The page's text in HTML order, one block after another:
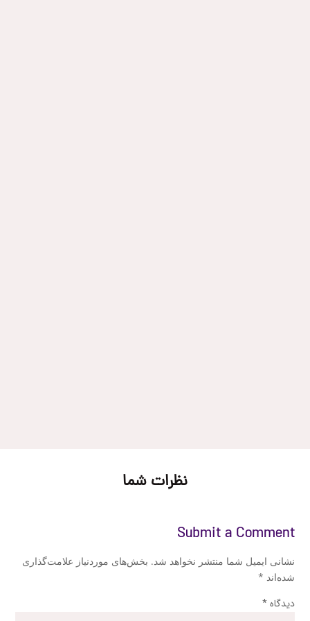
نظرات شما
Submit a Comment
نشانی ایمیل شما منتشر نخواهد شد. بخش‌های موردنیاز علامت‌گذاری
شده‌اند *
دیدگاه*